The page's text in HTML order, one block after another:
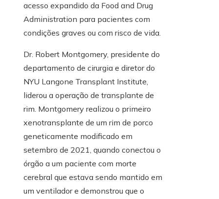
acesso expandido da Food and Drug
Administration para pacientes com
condições graves ou com risco de vida.
Dr. Robert Montgomery, presidente do
departamento de cirurgia e diretor do
NYU Langone Transplant Institute,
liderou a operação de transplante de
rim. Montgomery realizou o primeiro
xenotransplante de um rim de porco
geneticamente modificado em
setembro de 2021, quando conectou o
órgão a um paciente com morte
cerebral que estava sendo mantido em
um ventilador e demonstrou que o